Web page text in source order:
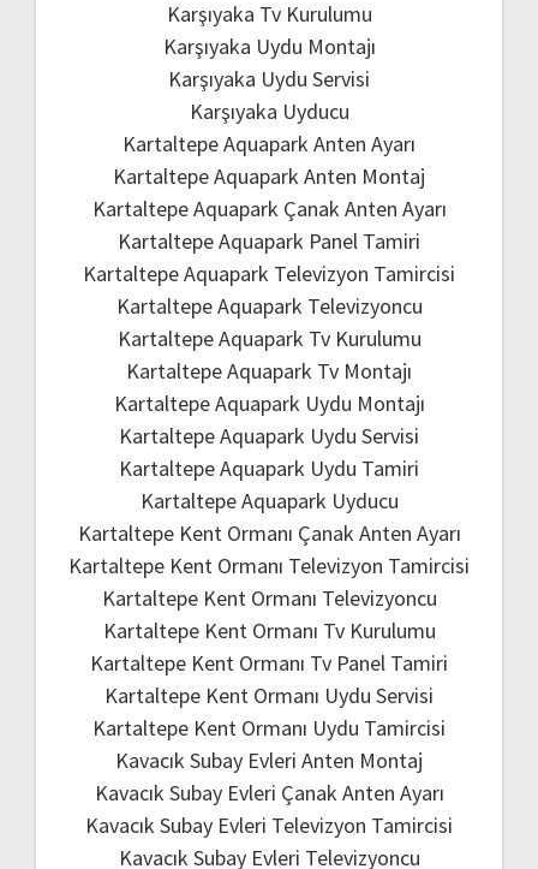
Karşıyaka Tv Kurulumu
Karşıyaka Uydu Montajı
Karşıyaka Uydu Servisi
Karşıyaka Uyducu
Kartaltepe Aquapark Anten Ayarı
Kartaltepe Aquapark Anten Montaj
Kartaltepe Aquapark Çanak Anten Ayarı
Kartaltepe Aquapark Panel Tamiri
Kartaltepe Aquapark Televizyon Tamircisi
Kartaltepe Aquapark Televizyoncu
Kartaltepe Aquapark Tv Kurulumu
Kartaltepe Aquapark Tv Montajı
Kartaltepe Aquapark Uydu Montajı
Kartaltepe Aquapark Uydu Servisi
Kartaltepe Aquapark Uydu Tamiri
Kartaltepe Aquapark Uyducu
Kartaltepe Kent Ormanı Çanak Anten Ayarı
Kartaltepe Kent Ormanı Televizyon Tamircisi
Kartaltepe Kent Ormanı Televizyoncu
Kartaltepe Kent Ormanı Tv Kurulumu
Kartaltepe Kent Ormanı Tv Panel Tamiri
Kartaltepe Kent Ormanı Uydu Servisi
Kartaltepe Kent Ormanı Uydu Tamircisi
Kavacık Subay Evleri Anten Montaj
Kavacık Subay Evleri Çanak Anten Ayarı
Kavacık Subay Evleri Televizyon Tamircisi
Kavacık Subay Evleri Televizyoncu